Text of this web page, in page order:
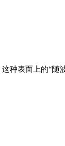
种表面上的“